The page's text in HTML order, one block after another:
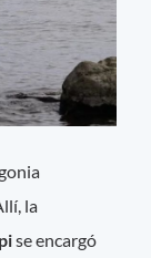
la
se encargó